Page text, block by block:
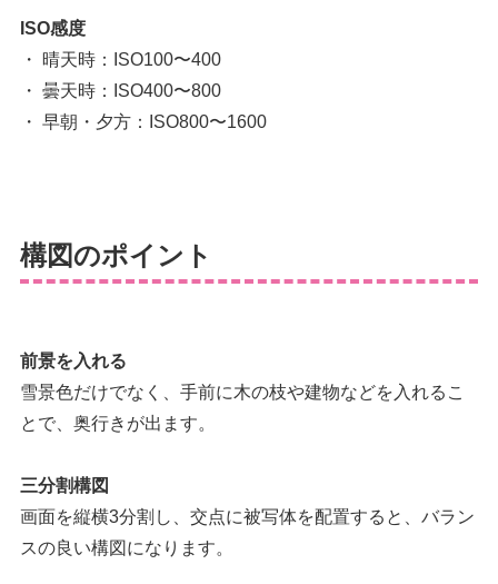
ISO感度
・ 晴天時：ISO100〜400
・ 曇天時：ISO400〜800
・ 早朝・夕方：ISO800〜1600
構図のポイント
前景を入れる
雪景色だけでなく、手前に木の枝や建物などを入れるこ
とで、奥行きが出ます。
三分割構図
画面を縦横3分割し、交点に被写体を配置すると、バラン
スの良い構図になります。